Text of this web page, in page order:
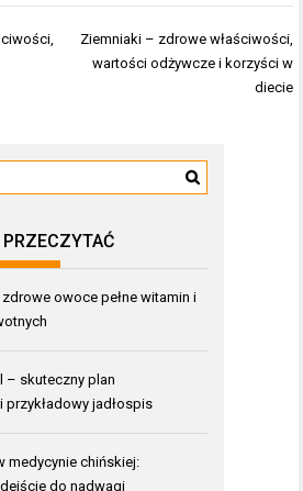
Ziemniaki – zdrowe właściwości,
wartości odżywcze i korzyści w
diecie
owoce pełne witamin i
– skuteczny plan
przykładowy jadłospis
medycynie chińskiej:
do nadwagi